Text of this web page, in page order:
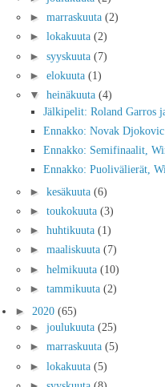
► marraskuuta (2)
► lokakuuta (2)
► syyskuuta (7)
► elokuuta (1)
▼ heinäkuuta (4)
Jälkipelit: Roland Garros
Ennakko: Novak
Ennakko: Semifinaalit,
Ennakko: Puolivälierät,
► kesäkuuta (6)
► toukokuuta (3)
► huhtikuuta (1)
► maaliskuuta (7)
► helmikuuta (10)
► tammikuuta (2)
► 2020 (65)
► joulukuuta (25)
► marraskuuta (5)
► lokakuuta (5)